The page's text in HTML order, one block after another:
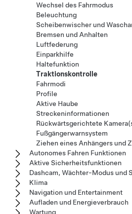
Wechsel des Fahrmodus
Beleuchtung
Scheibenwischer und
Bremsen und Anhalten
Luftfederung
Einparkhilfe
Haltefunktion
Traktionskontrolle
Fahrmodi
Profile
Aktive Haube
Streckeninformationen
Rückwärtsgerichtete
Fußgängerwarnsystem
Ziehen eines Anhängers und
Autonomes Fahren Funktionen
Aktive Sicherheitsfunktionen
Dashcam, Wächter-Modus und
Klima
Navigation und Entertainment
Aufladen und Energieverbrauch
Wartung